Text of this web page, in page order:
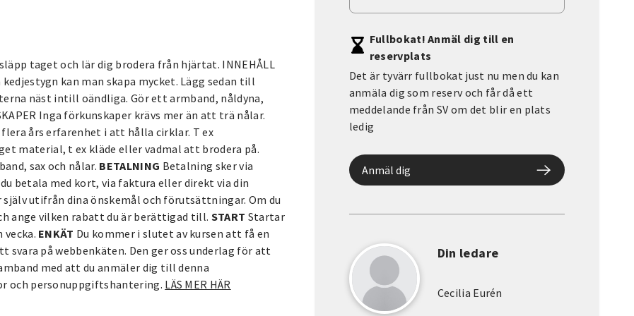
taget och lär dig brodera från hjärtat. INNEHÅLL
kan man skapa mycket. Lägg sedan till
näst intill oändliga. Gör ett armband, nåldyna,
Inga förkunskaper krävs mer än att trä nålar.
års erfarenhet i att hålla cirklar. T ex
material, t ex kläde eller vadmal att brodera på.
sax och nålar. BETALNING Betalning sker via
betala med kort, via faktura eller direkt via din
utifrån dina önskemål och förutsättningar. Om du
ange vilken rabatt du är berättigad till. START Startar
ENKÄT Du kommer i slutet av kursen att få en
svara på webbenkäten. Den ger oss underlag för att
med att du anmäler dig till denna
och personuppgiftshantering. LÄS MER HÄR
Fullbokat! Anmäl dig till en
reservplats
Det är tyvärr fullbokat just nu men du kan
anmäla dig som reserv och får då ett
meddelande från SV om det blir en plats
ledig
Anmäl dig
Din ledare
Cecilia Eurén